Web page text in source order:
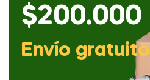
$200.000
Envío gratuito